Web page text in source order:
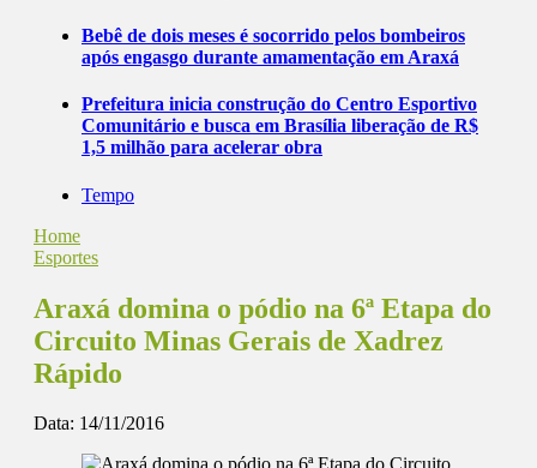
Bebê de dois meses é socorrido pelos bombeiros
após engasgo durante amamentação em Araxá
Prefeitura inicia construção do Centro Esportivo
Comunitário e busca em Brasília liberação de R$
1,5 milhão para acelerar obra
Tempo
Home
Esportes
Araxá domina o pódio na 6ª Etapa do
Circuito Minas Gerais de Xadrez
Rápido
Data: 14/11/2016